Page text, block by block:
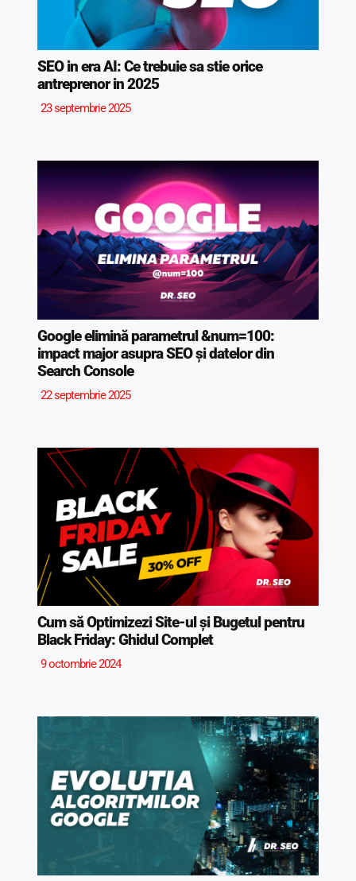
SEO in era AI: Ce trebuie sa stie orice
antreprenor in 2025
23 septembrie 2025
Google elimină parametrul &num=100:
impact major asupra SEO și datelor din
Search Console
22 septembrie 2025
Cum să Optimizezi Site-ul și Bugetul pentru
Black Friday: Ghidul Complet
9 octombrie 2024